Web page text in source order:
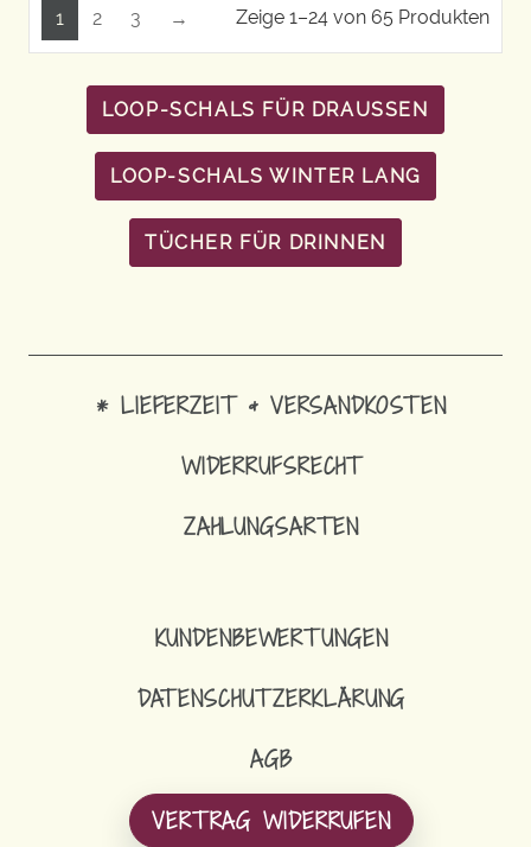
1 2 3 → Zeige 1–24 von 65 Produkten
LOOP-SCHALS FÜR DRAUSSEN
LOOP-SCHALS WINTER LANG
TÜCHER FÜR DRINNEN
* LIEFERZEIT & VERSANDKOSTEN
WIDERRUFSRECHT
ZAHLUNGSARTEN
KUNDENBEWERTUNGEN
DATENSCHUTZERKLÄRUNG
AGB
VERTRAG WIDERRUFEN